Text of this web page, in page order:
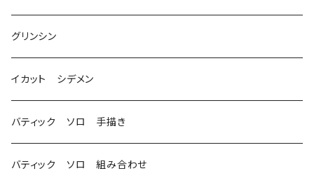
グリンシン
イカット シデメン
バティック ソロ 手描き
バティック ソロ 組み合わせ